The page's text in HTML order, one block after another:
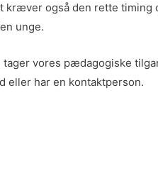
også den rette
unge.
vores pædagogiske
eller har en kontaktperson.